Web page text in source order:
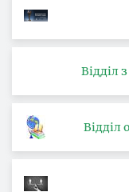
Відділ
Відділ